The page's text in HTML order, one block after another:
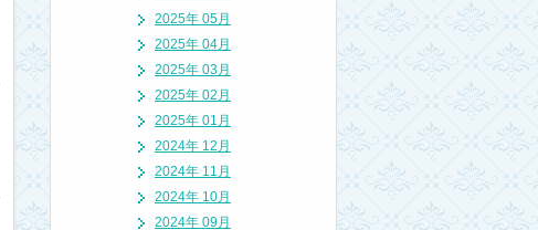
2025年 05月
2025年 04月
2025年 03月
2025年 02月
2025年 01月
2024年 12月
2024年 11月
2024年 10月
2024年 09月